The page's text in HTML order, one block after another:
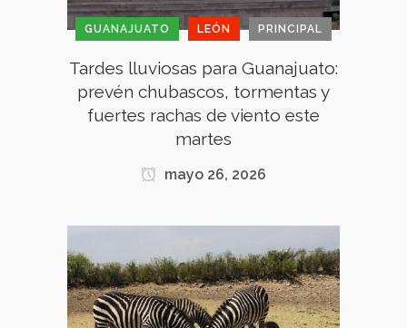
GUANAJUATO LEÓN PRINCIPAL
Tardes lluviosas para Guanajuato:
prevén chubascos, tormentas y
fuertes rachas de viento este
martes
mayo 26, 2026